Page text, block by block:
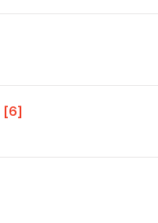
[6]